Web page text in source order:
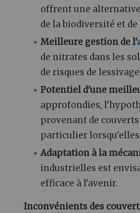
offrent une
de la biodiversité et
Meilleure gestion de l'
de nitrates dans les
de risques de
Potentiel d'une
approfondies,
provenant de
particulier
Adaptation à la
industrielles est
efficace à l'avenir.
Inconvénients des